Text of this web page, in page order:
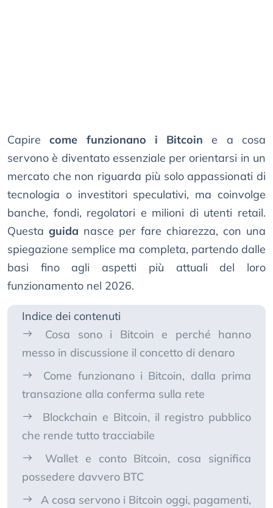
Capirecome funzionano i Bitcoin e a cosa
servono è diventato essenziale per orientarsi in un
mercato che non riguarda più solo appassionati di
tecnologia o investitori speculativi, ma coinvolge
banche, fondi, regolatori e milioni di utenti retail.
Questa guida nasce per fare chiarezza, con una
spiegazione semplice ma completa, partendo dalle
basi fino agli aspetti più attuali del loro
funzionamento nel 2026.
Indice dei contenuti
Cosa sono i Bitcoin e perché hanno
messo in discussione il concetto di denaro
Come funzionano i Bitcoin, dalla prima
transazione alla conferma sulla rete
Blockchain e Bitcoin, il registro pubblico
che rende tutto tracciabile
Wallet e conto Bitcoin, cosa significa
possedere davvero BTC
A cosa servono i Bitcoin oggi, pagamenti,